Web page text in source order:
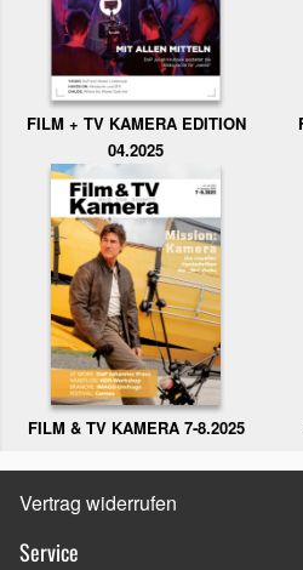
FILM + TV KAMERA EDITION
04.2025
FILM & TV KAMERA 7-8.2025
Vertrag widerrufen
Service